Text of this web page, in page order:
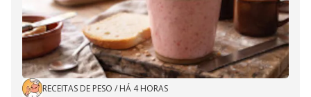
RECEITAS DE PESO / HÁ 4 HORAS